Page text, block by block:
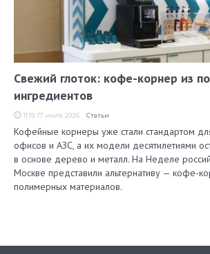
Свежий глоток: кофе-корнер из
ингредиентов
11:19, 17 июля 2026 Статьи
Кофейные корнеры уже стали стандартом
офисов и АЗС, а их модели десятилетиями
в основе дерево и металл. На Неделе
Москве представили альтернативу — кофе-
полимерных материалов.